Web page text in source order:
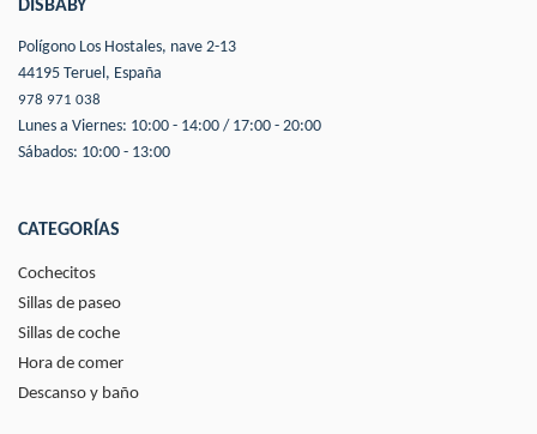
DISBABY
Polígono Los Hostales, nave 2-13
44195 Teruel, España
978 971 038
Lunes a Viernes: 10:00 - 14:00 / 17:00 - 20:00
Sábados: 10:00 - 13:00
CATEGORÍAS
Cochecitos
Sillas de paseo
Sillas de coche
Hora de comer
Descanso y baño